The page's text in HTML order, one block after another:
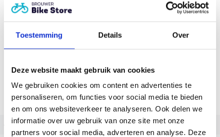
Toestemming Details Over
Deze website maakt gebruik van cookies
We gebruiken cookies om content en advertenties te
personaliseren, om functies voor social media te bieden
en om ons websiteverkeer te analyseren. Ook delen we
informatie over uw gebruik van onze site met onze
partners voor social media, adverteren en analyse. Deze